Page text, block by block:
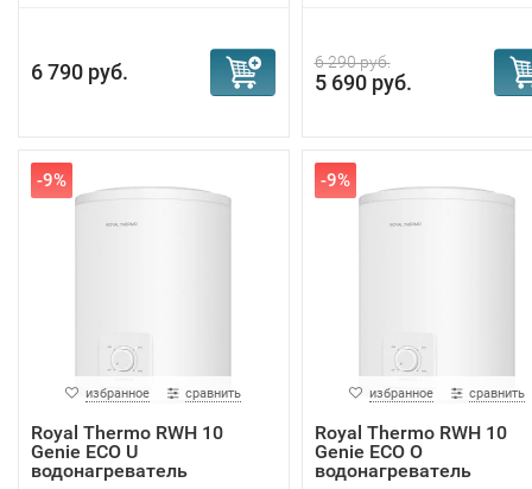
6 790 руб. 6 290 руб.
5 690 руб.
-9%
избранное сравнить
Royal Thermo RWH 10
Genie ECO U
водонагреватель
-9%
избранное сравнить
Royal Thermo RWH 10
Genie ECO O
водонагреватель